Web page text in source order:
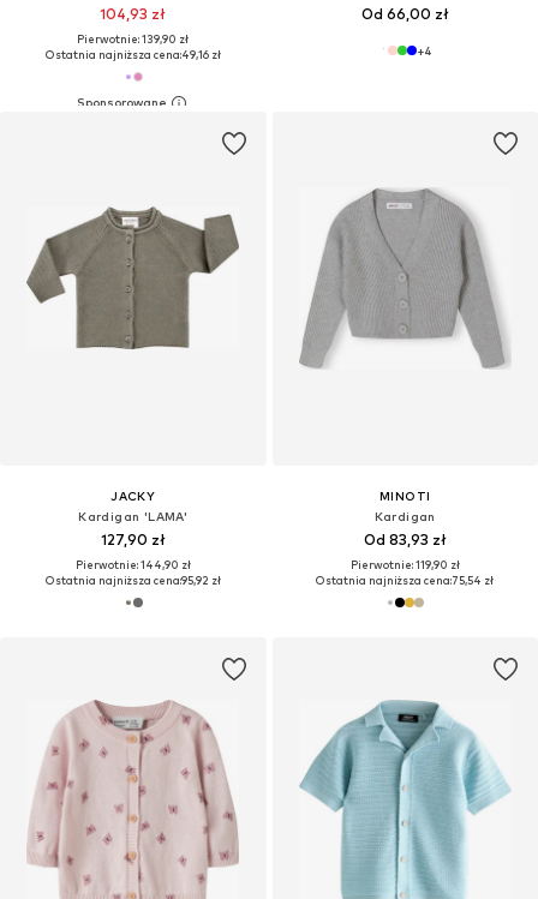
104,93 zł
Pierwotnie: 139,90 zł
Ostatnia najniższa cena:49,16 zł
Od 66,00 zł
+4
JACKY
Kardigan 'LAMA'
127,90 zł
Pierwotnie: 144,90 zł
Ostatnia najniższa cena:95,92 zł
MINOTI
Kardigan
Od 83,93 zł
Pierwotnie: 119,90 zł
Ostatnia najniższa cena:75,54 zł